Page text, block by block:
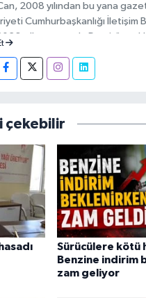
2008 yılından bu yana
Cumhurbaşkanlığı İletişim
yılları arasında Demirören
olarak sürdürmektedir.
çekebilir
Sürücülere kötü
Benzine indirim
zam geliyor